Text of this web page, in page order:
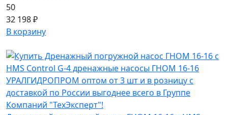
50
32 198 ₽
В корзину